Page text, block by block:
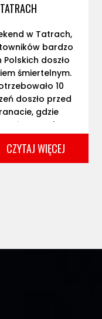
w Tatrach,
bardzo
doszło
śmiertelnym.
10
doszło przed
gdzie
turystka z